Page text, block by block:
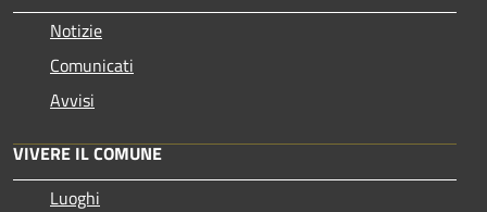
Notizie
Comunicati
Avvisi
VIVERE IL COMUNE
Luoghi